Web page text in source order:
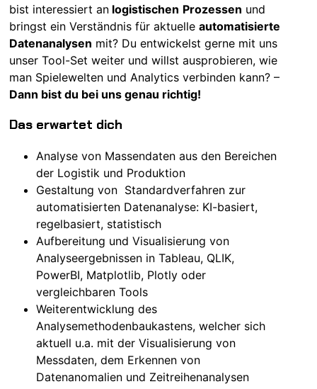
bist interessiert an logistischen Prozessen und
bringst ein Verständnis für aktuelleautomatisierte
Datenanalysen mit? Du entwickelst gerne mit uns
unser Tool-Set weiter und willst ausprobieren, wie
man Spielewelten und Analytics verbinden kann? –
Dann bist du bei uns genau richtig!
Das erwartet dich
Analyse von Massendaten aus den Bereichen
der Logistik und Produktion
Gestaltung von Standardverfahren zur
automatisierten Datenanalyse: KI-basiert,
regelbasiert, statistisch
Aufbereitung und Visualisierung von
Analyseergebnissen in Tableau, QLIK,
PowerBI, Matplotlib, Plotly oder
vergleichbaren Tools
Weiterentwicklung des
Analysemethodenbaukastens, welcher sich
aktuell u.a. mit der Visualisierung von
Messdaten, dem Erkennen von
Datenanomalien und Zeitreihenanalysen